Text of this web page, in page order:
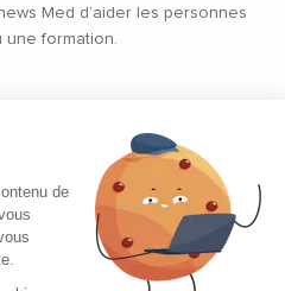
Med d’aider les personnes
formation.
de la Méditerranée.
de